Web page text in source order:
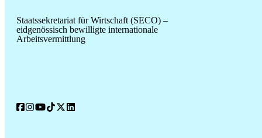
Staatssekretariat für Wirtschaft (SECO) –
eidgenössisch bewilligte internationale
Arbeitsvermittlung